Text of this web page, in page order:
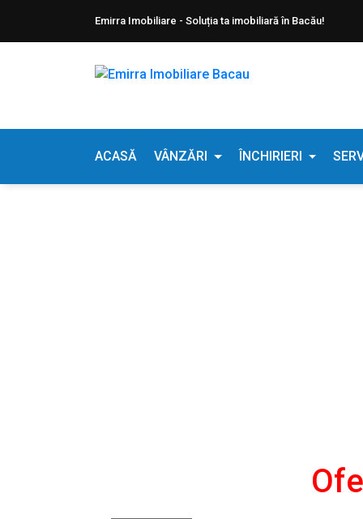
Emirra Imobiliare - Soluția ta imobiliară în Bacău!
ACASĂ VÂNZĂRI ÎNCHIRIERI